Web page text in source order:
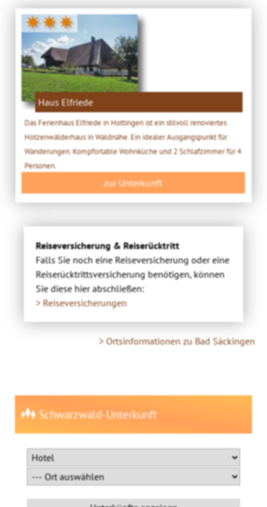
✷✷✷
Haus Elfriede
Das Ferienhaus Elfriede in Hottingen ist ein stilvoll renoviertes
Hotzenwälderhaus in Waldnähe. Ein idealer Ausgangspunkt für
Wanderungen. Kompfortable Wohnküche und 2 Schlafzimmer für 4
Personen.
zur Unterkunft
Reiseversicherung & Reiserücktritt
Falls Sie noch eine Reiseversicherung oder eine
Reiserücktrittsversicherung benötigen, können
Sie diese hier abschließen:
> Reiseversicherungen
> Ortsinformationen zu Bad Säckingen
Schwarzwald-Unterkunft